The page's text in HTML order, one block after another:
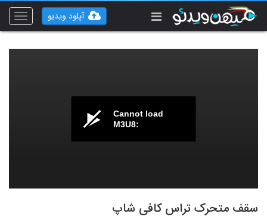
Toggle
آپلود ویدیو
Cannot load
M3U8:
سقف متحرک تراس کافی شاپ